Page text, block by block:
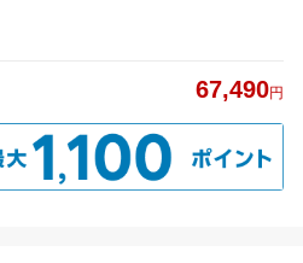
67,490円